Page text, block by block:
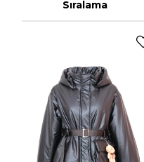
Sıralama